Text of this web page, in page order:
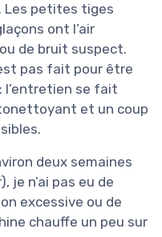
Les petites tiges
ont l’air
de bruit suspect.
pas fait pour être
l’entretien se fait
et un coup
deux semaines
je n’ai pas eu de
excessive ou de
chauffe un peu sur